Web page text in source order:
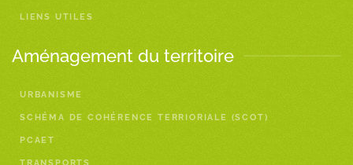
LIENS UTILES
Aménagement du territoire
URBANISME
SCHÉMA DE COHÉRENCE TERRIORIALE (SCOT)
PCAET